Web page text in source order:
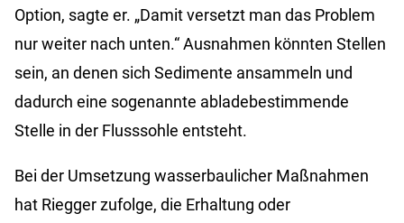
Option, sagte er. „Damit versetzt man das Problem
nur weiter nach unten.“ Ausnahmen könnten Stellen
sein, an denen sich Sedimente ansammeln und
dadurch eine sogenannte abladebestimmende
Stelle in der Flusssohle entsteht.
Bei der Umsetzung wasserbaulicher Maßnahmen
hat Riegger zufolge, die Erhaltung oder